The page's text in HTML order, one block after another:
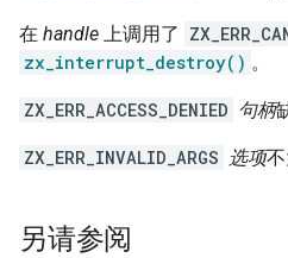
在 handle 上调用了
zx_interrupt_destroy() 。
ZX_ERR_ACCESS_DENIED 句柄
ZX_ERR_INVALID_ARGS 选项不
另请参阅